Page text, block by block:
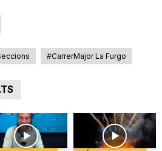
#CarrerMajor La Furgo